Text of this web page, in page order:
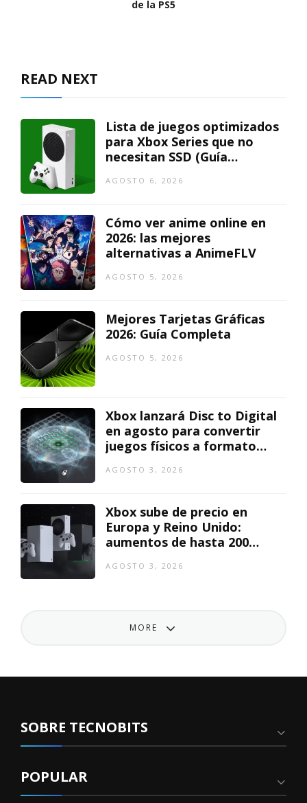
de la PS5
READ NEXT
Lista de juegos optimizados
para Xbox Series que no
necesitan SSD (Guía
AGOSTO 6, 2026
Cómo ver anime online en
2026: las mejores
alternativas a AnimeFLV
AGOSTO 5, 2026
Mejores Tarjetas Gráficas
2026: Guía Completa
AGOSTO 5, 2026
Xbox lanzará Disc to Digital
en agosto para convertir
juegos físicos a formato
AGOSTO 3, 2026
Xbox sube de precio en
Europa y Reino Unido:
aumentos de hasta 200
AGOSTO 3, 2026
MORE
SOBRE TECNOBITS
POPULAR